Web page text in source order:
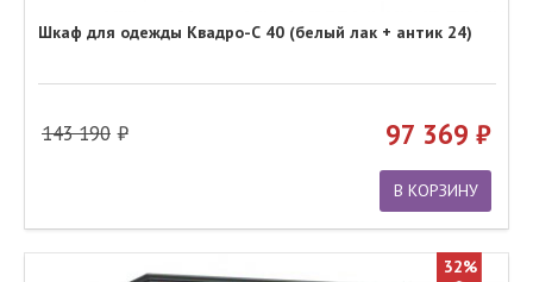
Шкаф для одежды Квадро-С 40 (белый лак + антик 24)
143 190 97 369
В КОРЗИНУ
32%